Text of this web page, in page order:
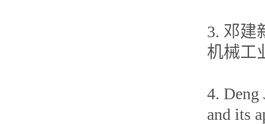
3. 邓建
机械工
4. Deng
and its